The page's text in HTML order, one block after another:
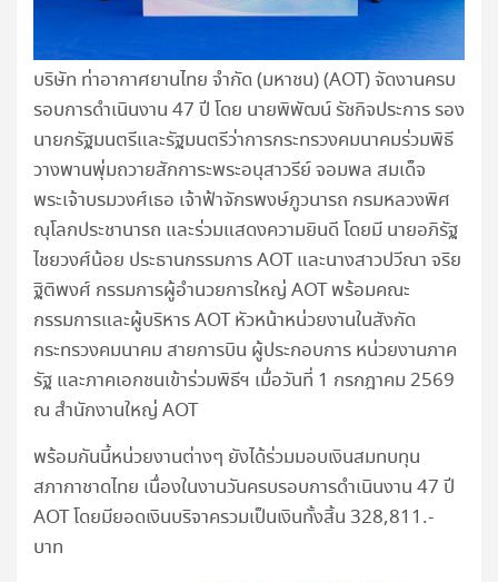
บริษัท ท่าอากาศยานไทย จำกัด (มหาชน) (AOT) จัดงานครบ
รอบการดำเนินงาน 47 ปี โดย นายพิพัฒน์ รัชกิจประการ รอง
นายกรัฐมนตรีและรัฐมนตรีว่าการกระทรวงคมนาคมร่วมพิธี
วางพานพุ่มถวายสักการะพระอนุสาวรีย์ จอมพล สมเด็จ
พระเจ้าบรมวงศ์เธอ เจ้าฟ้าจักรพงษ์ภูวนารถ กรมหลวงพิศ
ณุโลกประชานารถ และร่วมแสดงความยินดี โดยมี นายอภิรัฐ
ไชยวงศ์น้อย ประธานกรรมการ AOT และนางสาวปวีณา จริย
ฐิติพงศ์ กรรมการผู้อำนวยการใหญ่ AOT พร้อมคณะ
กรรมการและผู้บริหาร AOT หัวหน้าหน่วยงานในสังกัด
กระทรวงคมนาคม สายการบิน ผู้ประกอบการ หน่วยงานภาค
รัฐ และภาคเอกชนเข้าร่วมพิธีฯ เมื่อวันที่ 1 กรกฎาคม 2569
ณ สำนักงานใหญ่ AOT
พร้อมกันนี้หน่วยงานต่างๆ ยังได้ร่วมมอบเงินสมทบทุน
สภากาชาดไทย เนื่องในงานวันครบรอบการดำเนินงาน 47 ปี
AOT โดยมียอดเงินบริจาครวมเป็นเงินทั้งสิ้น 328,811.-
บาท